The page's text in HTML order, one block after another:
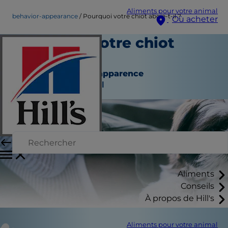
Aliments pour votre animal
Où acheter
Aliments
Conseils
À propos de Hill's
Aliments pour votre animal
behavior-appearance Pourquoi votre chiot aboie-t-il ?
Pourquoi votre chiot
aboie-t-il ?
Comportement et apparence
Auteur du personnel